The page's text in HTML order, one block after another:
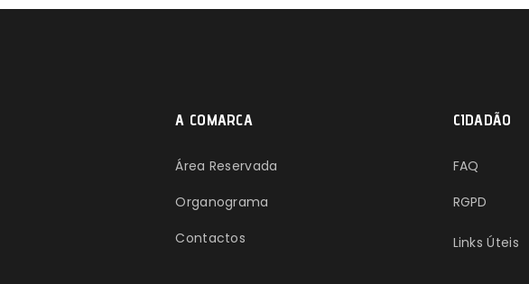
A COMARCA
Área Reservada
Organograma
Contactos
CIDADÃO
FAQ
RGPD
Links Úteis